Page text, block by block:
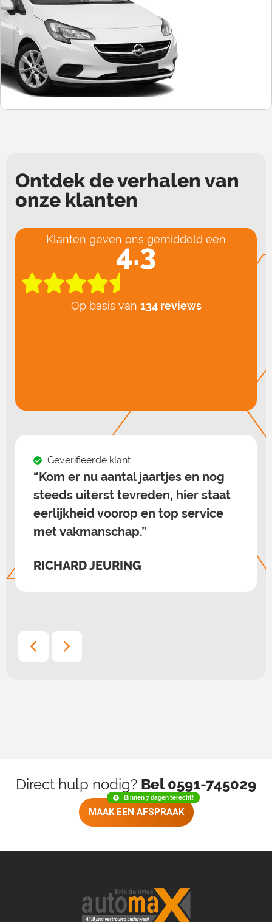
Ontdek de verhalen van
onze klanten
Klanten geven ons gemiddeld een
4.3
Op basis van 134 reviews
Geverifieerde klant
“Kom er nu aantal jaartjes en nog
steeds uiterst tevreden, hier staat
eerlijkheid voorop en top service
met vakmanschap.”
RICHARD JEURING
Direct hulp nodig? Bel 0591-745029
MAAK EEN AFSPRAAK
Binnen 7 dagen terecht!